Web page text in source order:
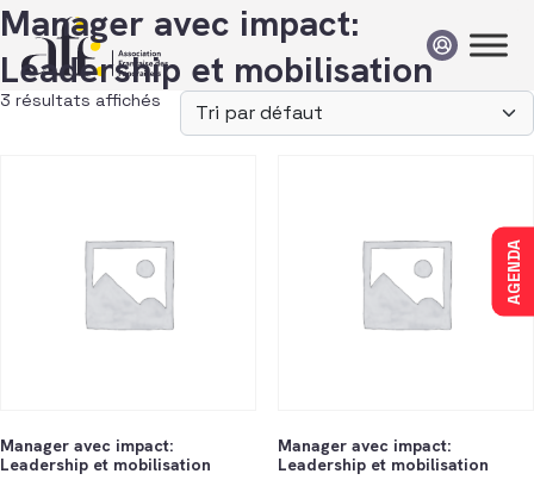
Passer au contenu
AGENDA
Manager avec impact:
Leadership et mobilisation
3 résultats affichés
Manager avec impact:
Leadership et mobilisation
Manager avec impact:
Leadership et mobilisation